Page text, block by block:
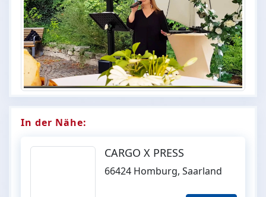
In der Nähe:
CARGO X PRESS
66424 Homburg, Saarland